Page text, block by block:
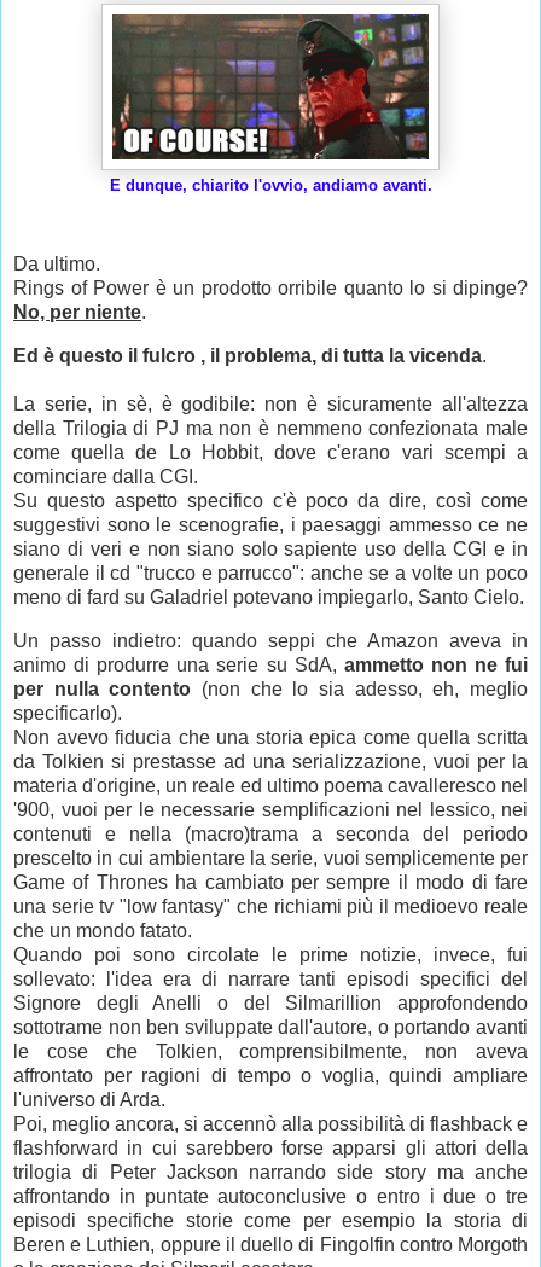
E dunque, chiarito l'ovvio, andiamo avanti.
Da ultimo.
Rings of Power è un prodotto orribile quanto lo si dipinge?
No, per niente.
Ed è questo il fulcro , il problema, di tutta la vicenda.
La serie, in sè, è godibile: non è sicuramente all'altezza
della Trilogia di PJ ma non è nemmeno confezionata male
come quella de Lo Hobbit, dove c'erano vari scempi a
cominciare dalla CGI.
Su questo aspetto specifico c'è poco da dire, così come
suggestivi sono le scenografie, i paesaggi ammesso ce ne
siano di veri e non siano solo sapiente uso della CGI e in
generale il cd "trucco e parrucco": anche se a volte un poco
meno di fard su Galadriel potevano impiegarlo, Santo Cielo.
Un passo indietro: quando seppi che Amazon aveva in
animo di produrre una serie su SdA, ammetto non ne fui
per nulla contento (non che lo sia adesso, eh, meglio
specificarlo).
Non avevo fiducia che una storia epica come quella scritta
da Tolkien si prestasse ad una serializzazione, vuoi per la
materia d'origine, un reale ed ultimo poema cavalleresco nel
'900, vuoi per le necessarie semplificazioni nel lessico, nei
contenuti e nella (macro)trama a seconda del periodo
prescelto in cui ambientare la serie, vuoi semplicemente per
Game of Thrones ha cambiato per sempre il modo di fare
una serie tv "low fantasy" che richiami più il medioevo reale
che un mondo fatato.
Quando poi sono circolate le prime notizie, invece, fui
sollevato: l'idea era di narrare tanti episodi specifici del
Signore degli Anelli o del Silmarillion approfondendo
sottotrame non ben sviluppate dall'autore, o portando avanti
le cose che Tolkien, comprensibilmente, non aveva
affrontato per ragioni di tempo o voglia, quindi ampliare
l'universo di Arda.
Poi, meglio ancora, si accennò alla possibilità di flashback e
flashforward in cui sarebbero forse apparsi gli attori della
trilogia di Peter Jackson narrando side story ma anche
affrontando in puntate autoconclusive o entro i due o tre
episodi specifiche storie come per esempio la storia di
Beren e Luthien, oppure il duello di Fingolfin contro Morgoth